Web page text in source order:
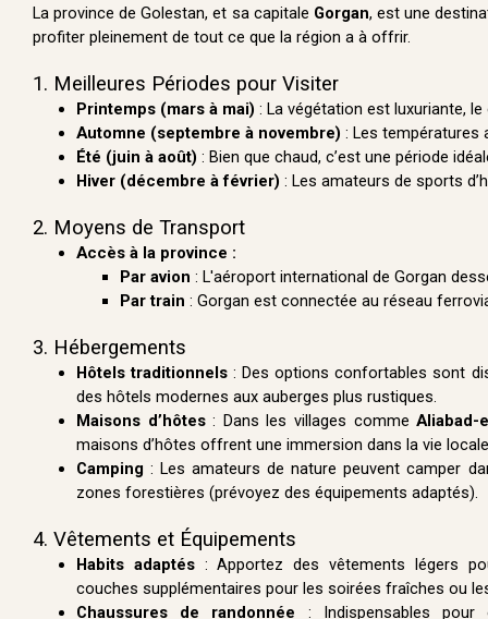
La province de Golestan, et sa capitale Gorgan, est une
profiter pleinement de tout ce que la région a à offrir.
1. Meilleures Périodes pour Visiter
Printemps (mars à mai) : La végétation est luxuriante,
Automne (septembre à novembre) : Les températures
Été (juin à août) : Bien que chaud, c’est une période
Hiver (décembre à février) : Les amateurs de sports
2. Moyens de Transport
Accès à la province :
Par avion : L'aéroport international de Gorgan
Par train : Gorgan est connectée au réseau
3. Hébergements
Hôtels traditionnels: Des options confortables sont
des hôtels modernes aux auberges plus rustiques.
Maisons d’hôtes: Dans les villages commeAliabad-
maisons d’hôtes offrent une immersion dans la vie
Camping : Les amateurs de nature peuvent camper
zones forestières (prévoyez des équipements adaptés).
4. Vêtements et Équipements
Habits adaptés: Apportez des vêtements légers
couches supplémentaires pour les soirées fraîches ou
Chaussures de randonnée : Indispensables